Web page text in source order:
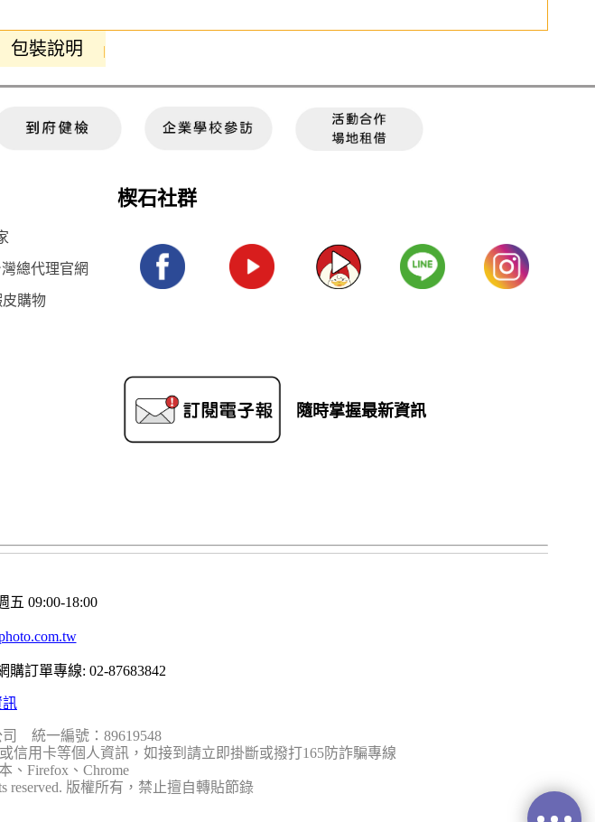
包裝說明
楔石社群
灣總代理官網
購物
隨時掌握最新資訊
五 09:00-18:00
訂單專線: 02-87683842
訊
統一編號：89619548
信用卡等個人資訊，如接到請立即掛斷或撥打165防詐騙專線
、Firefox、Chrome
reserved. 版權所有，禁止擅自轉貼節錄